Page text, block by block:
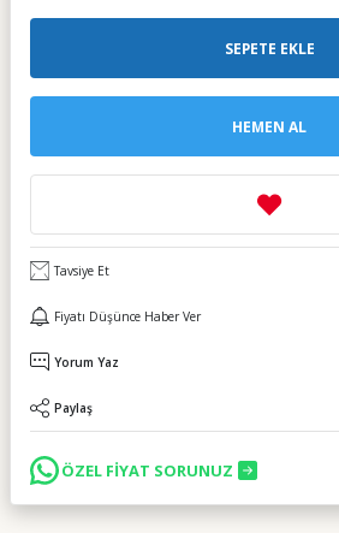
SEPETE EKLE
HEMEN AL
Tavsiye Et
Fiyatı Düşünce Haber Ver
Yorum Yaz
Paylaş
ÖZEL FİYAT SORUNUZ